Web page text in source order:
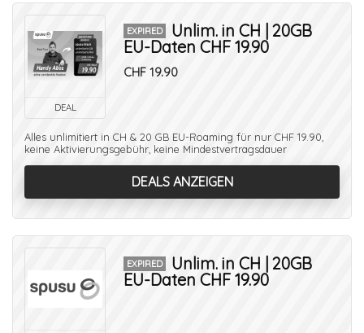
DEAL
EXPIRED
Unlim. in CH | 20GB
EU-Daten CHF 19.90
CHF 19.90
Alles unlimitiert in CH & 20 GB EU-Roaming für nur CHF 19.90,
keine Aktivierungsgebühr, keine Mindestvertragsdauer
DEALS ANZEIGEN
EXPIRED
Unlim. in CH | 20GB
EU-Daten CHF 19.90